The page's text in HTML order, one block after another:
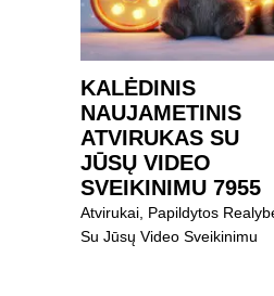
Į KREPŠELĮ
KALĖDINIS
NAUJAMETINIS
ATVIRUKAS SU
JŪSŲ VIDEO
SVEIKINIMU 7955
Atvirukai Papildytos
Su Jūsų Video Sveikinimu